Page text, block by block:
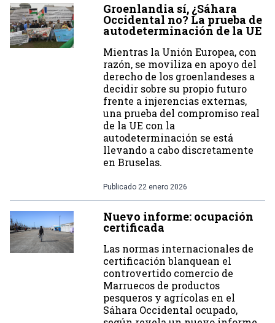
Groenlandia sí, ¿Sáhara
Occidental no? La prueba de
autodeterminación de la UE
Mientras la Unión Europea, con
razón, se moviliza en apoyo del
derecho de los groenlandeses a
decidir sobre su propio futuro
frente a injerencias externas,
una prueba del compromiso real
de la UE con la
autodeterminación se está
llevando a cabo discretamente
en Bruselas.
Publicado 22 enero 2026
Nuevo informe: ocupación
certificada
Las normas internacionales de
certificación blanquean el
controvertido comercio de
Marruecos de productos
pesqueros y agrícolas en el
Sáhara Occidental ocupado,